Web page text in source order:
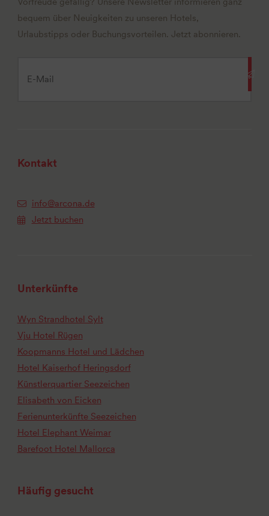
bequem über Neuigkeiten zu unseren Hotels,
Urlaubstipps oder Buchungsvorteilen. Jetzt abonnieren.
Kontakt
info@arcona.de
Jetzt buchen
Unterkünfte
Wyn Strandhotel Sylt
Vju Hotel Rügen
Koopmanns Hotel und Lädchen
Hotel Kaiserhof Heringsdorf
Künstlerquartier Seezeichen
Elisabeth von Eicken
Ferienunterkünfte Seezeichen
Hotel Elephant Weimar
Barefoot Hotel Mallorca
Häufig gesucht